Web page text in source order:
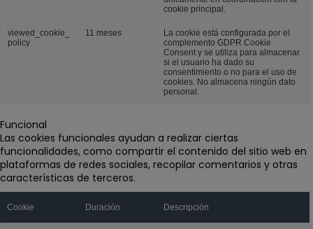
cookie principal.
viewed_cookie_
policy
11 meses
La cookie está configurada por el
complemento GDPR Cookie
Consent y se utiliza para almacenar
si el usuario ha dado su
consentimiento o no para el uso de
cookies. No almacena ningún dato
personal.
Funcional
Las cookies funcionales ayudan a realizar ciertas
funcionalidades, como compartir el contenido del sitio web en
plataformas de redes sociales, recopilar comentarios y otras
características de terceros.
Cookie Duración Descripción